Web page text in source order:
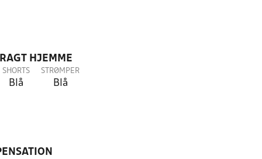
HJEMME
SHORTS
Blå
STRØMPER
Blå